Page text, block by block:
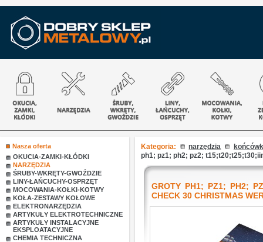
Nasza oferta
OKUCIA-ZAMKI-KŁÓDKI
NARZĘDZIA
ŚRUBY-WKRĘTY-GWOŹDZIE
LINY-ŁAŃCUCHY-OSPRZĘT
MOCOWANIA-KOŁKI-KOTWY
KOŁA-ZESTAWY KOŁOWE
ELEKTRONARZĘDZIA
ARTYKUŁY ELEKTROTECHNICZNE
ARTYKUŁY INSTALACYJNE
EKSPLOATACYJNE
CHEMIA TECHNICZNA
Kategoria: narzędzia
ph1; pz1; ph2; pz2;
GROTY PH1; PZ1; PH2;
CHECK 30 CHRISTMAS